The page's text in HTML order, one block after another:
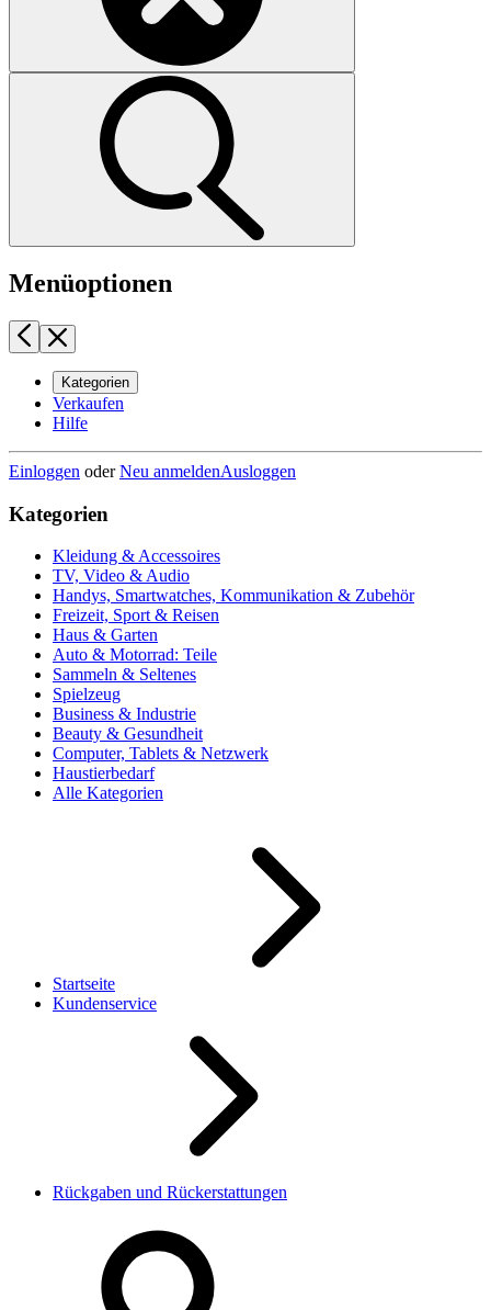
Menüoptionen
Kategorien
Verkaufen
Hilfe
Einloggen oderNeu anmeldenAusloggen
Kategorien
Kleidung & Accessoires
TV, Video & Audio
Handys, Smartwatches, Kommunikation & Zubehör
Freizeit, Sport & Reisen
Haus & Garten
Auto & Motorrad: Teile
Sammeln & Seltenes
Spielzeug
Business & Industrie
Beauty & Gesundheit
Computer, Tablets & Netzwerk
Haustierbedarf
Alle Kategorien
Startseite
Kundenservice
Rückgaben und Rückerstattungen